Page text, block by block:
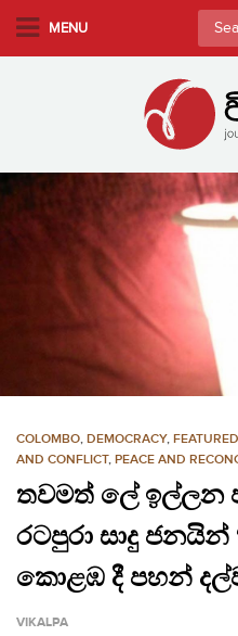
m
a
e
MENU
for:
COLOMBO, DEMOCRACY,
AND CONFLICT, PEACE AND
තවමත් ලේ ඉල්ලන
රටපුරා සාදු
කොළඹ දී පහන්
VIKALPA